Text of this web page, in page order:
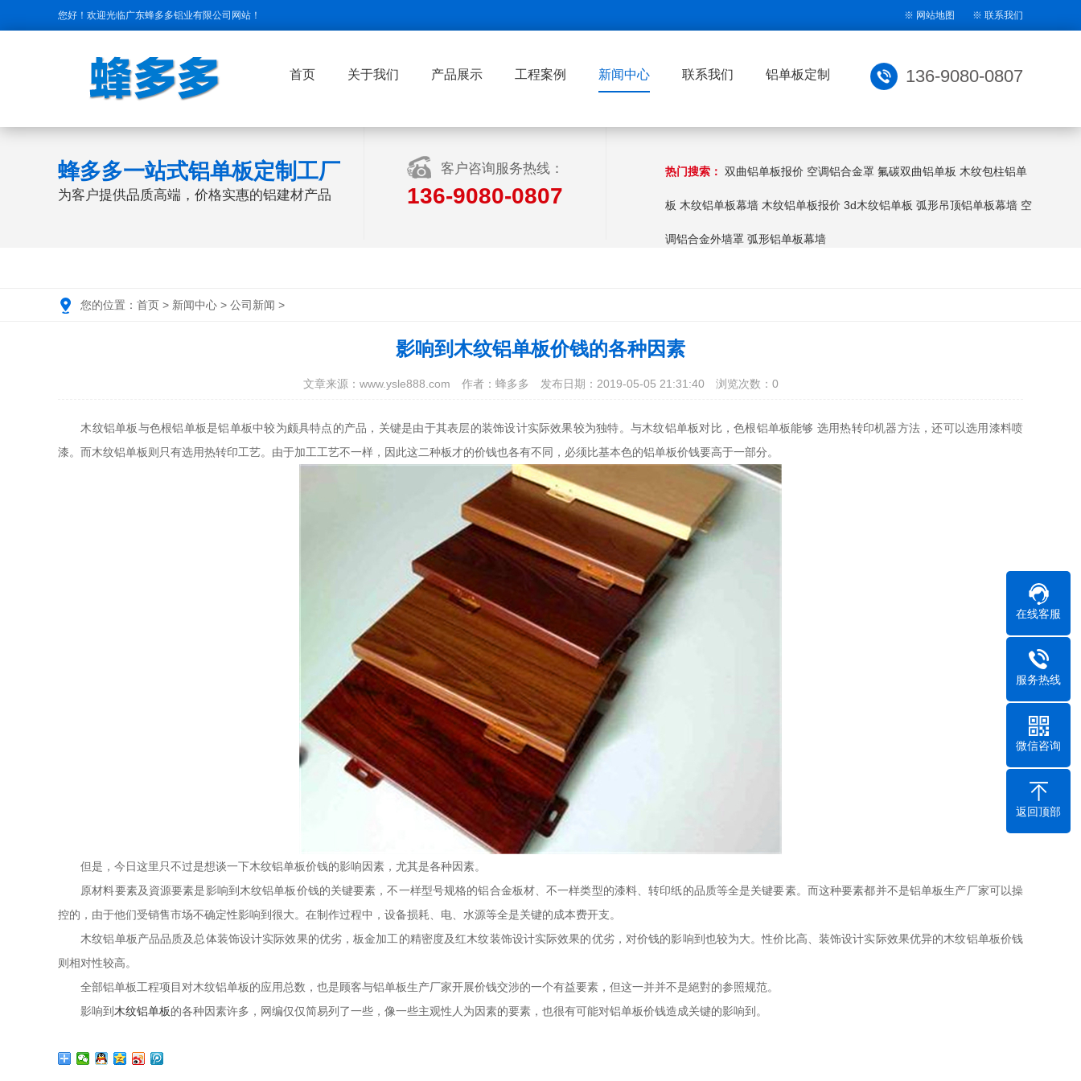
您好！欢迎光临广东蜂多多铝业有限公司网站！ ※ 网站地图 ※ 联系我们
136-9080-0807
首页 关于我们 产品展示 工程案例 新闻中心 联系我们 铝单板定制
蜂多多一站式铝单板定制工厂
为客户提供品质高端，价格实惠的铝建材产品
客户咨询服务热线：
136-9080-0807
热门搜索： 双曲铝单板报价 空调铝合金罩 氟碳双曲铝单板 木纹包柱铝单
板 木纹铝单板幕墙 木纹铝单板报价 3d木纹铝单板 弧形吊顶铝单板幕墙 空
调铝合金外墙罩 弧形铝单板幕墙
您的位置： 首页 > 新闻中心 > 公司新闻 >
影响到木纹铝单板价钱的各种因素
文章来源：www.ysle888.com 作者：蜂多多 发布日期：2019-05-05 21:31:40 浏览次数： 0
木纹铝单板与色根铝单板是铝单板中较为颇具特点的产品，关键是由于其表层的装饰设计实际效果较为独特。与木纹铝单板对比，色根铝单板能够 选用热转印机器方法，还可以选用漆料喷
漆。而木纹铝单板则只有选用热转印工艺。由于加工工艺不一样，因此这二种板才的价钱也各有不同，必须比基本色的铝单板价钱要高于一部分。
但是，今日这里只不过是想谈一下木纹铝单板价钱的影响因素，尤其是各种因素。
原材料要素及資源要素是影响到木纹铝单板价钱的关键要素，不一样型号规格的铝合金板材、不一样类型的漆料、转印纸的品质等全是关键要素。而这种要素都并不是铝单板生产厂家可以操
控的，由于他们受销售市场不确定性影响到很大。在制作过程中，设备损耗、电、水源等全是关键的成本费开支。
木纹铝单板产品品质及总体装饰设计实际效果的优劣，板金加工的精密度及红木纹装饰设计实际效果的优劣，对价钱的影响到也较为大。性价比高、装饰设计实际效果优异的木纹铝单板价钱
则相对性较高。
全部铝单板工程项目对木纹铝单板的应用总数，也是顾客与铝单板生产厂家开展价钱交涉的一个有益要素，但这一并并不是絕對的参照规范。
影响到 木纹铝单板的各种因素许多，网编仅仅简易列了一些，像一些主观性人为因素的要素，也很有可能对铝单板价钱造成关键的影响到。
在线客服
服务热线
微信咨询
返回顶部